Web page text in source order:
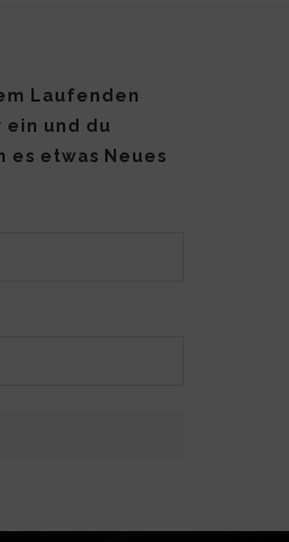
Laufenden
ein und du
es etwas Neues